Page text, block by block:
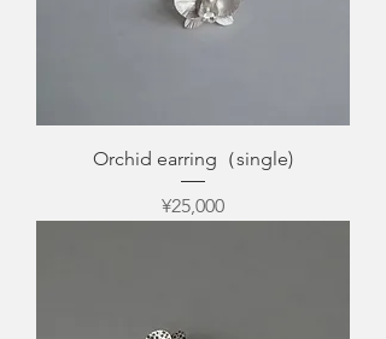
Orchid earring（single)
Price
¥25,000